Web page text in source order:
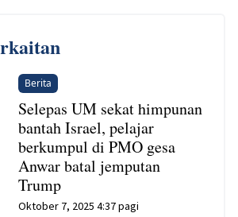
Berita
Selepas UM sekat himpunan
bantah Israel, pelajar
berkumpul di PMO gesa
Anwar batal jemputan
Trump
Oktober 7, 2025 4:37 pagi